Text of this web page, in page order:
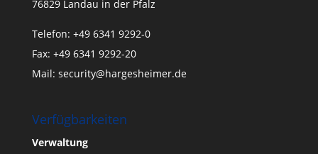
76829 Landau in der Pfalz
Telefon: +49 6341 9292-0
Fax: +49 6341 9292-20
Mail: security@hargesheimer.de
Verfügbarkeiten
Verwaltung